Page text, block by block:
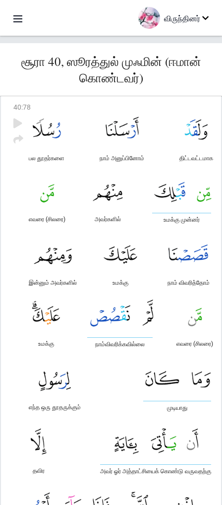
விருந்தினர்
சூரா 40, ஸூரத்துல் முஃமின் (ஈமான்
கொண்டவர்)
40:78
திட்டவட்டமாக
நாம் அனுப்பினோம்
பல தூதர்களை
உமக்கு முன்னர்
அவர்களில்
எவரை (சிலரை)
நாம் விவரித்தோம்
உமக்கு
இன்னும் அவர்களில்
எவரை (சிலரை)
நாம்விவரிக்கவில்லை
உமக்கு
முடியாது
எந்த ஒரு தூதருக்கும்
அவர் ஓர் அத்தாட்சியைக் கொண்டு வருவதற்கு
தவிர